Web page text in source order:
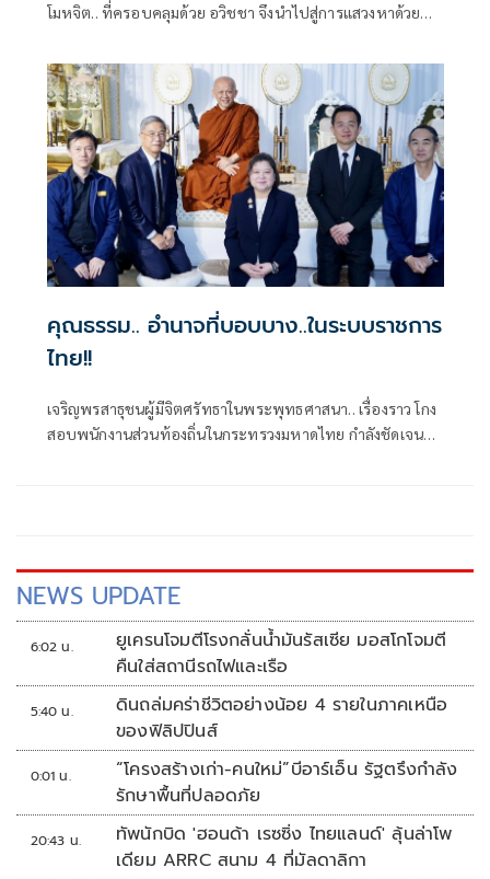
โมหจิต.. ที่ครอบคลุมด้วย อวิชชา จึงนำไปสู่การแสวงหาด้วย
ปรารถนา..
คุณธรรม.. อำนาจที่บอบบาง..ในระบบราชการ
ไทย!!
เจริญพรสาธุชนผู้มีจิตศรัทธาในพระพุทธศาสนา.. เรื่องราว โกง
สอบพนักงานส่วนท้องถิ่นในกระทรวงมหาดไทย กำลังชัดเจน
NEWS UPDATE
6:02 น.
ยูเครนโจมตีโรงกลั่นน้ำมันรัสเซีย มอสโกโจมตี
คืนใส่สถานีรถไฟและเรือ
5:40 น.
ดินถล่มคร่าชีวิตอย่างน้อย 4 รายในภาคเหนือ
ของฟิลิปปินส์
0:01 น.
“โครงสร้างเก่า-คนใหม่”บีอาร์เอ็น รัฐตรึงกำลัง
รักษาพื้นที่ปลอดภัย
20:43 น.
ทัพนักบิด 'ฮอนด้า เรซซิ่ง ไทยแลนด์' ลุ้นล่าโพ
เดียม ARRC สนาม 4 ที่มัลดาลิกา